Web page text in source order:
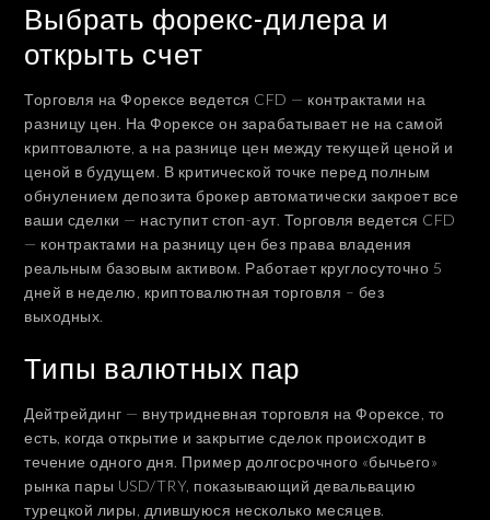
Выбрать форекс-дилера и
открыть счет
Торговля на Форексе ведется CFD — контрактами на
разницу цен. На Форексе он зарабатывает не на самой
криптовалюте, а на разнице цен между текущей ценой и
ценой в будущем. В критической точке перед полным
обнулением депозита брокер автоматически закроет все
ваши сделки — наступит стоп-аут. Торговля ведется CFD
— контрактами на разницу цен без права владения
реальным базовым активом. Работает круглосуточно 5
дней в неделю, криптовалютная торговля – без
выходных.
Типы валютных пар
Дейтрейдинг — внутридневная торговля на Форексе, то
есть, когда открытие и закрытие сделок происходит в
течение одного дня. Пример долгосрочного «‎бычьего»
рынка пары USD/TRY, показывающий девальвацию
турецкой лиры, длившуюся несколько месяцев.